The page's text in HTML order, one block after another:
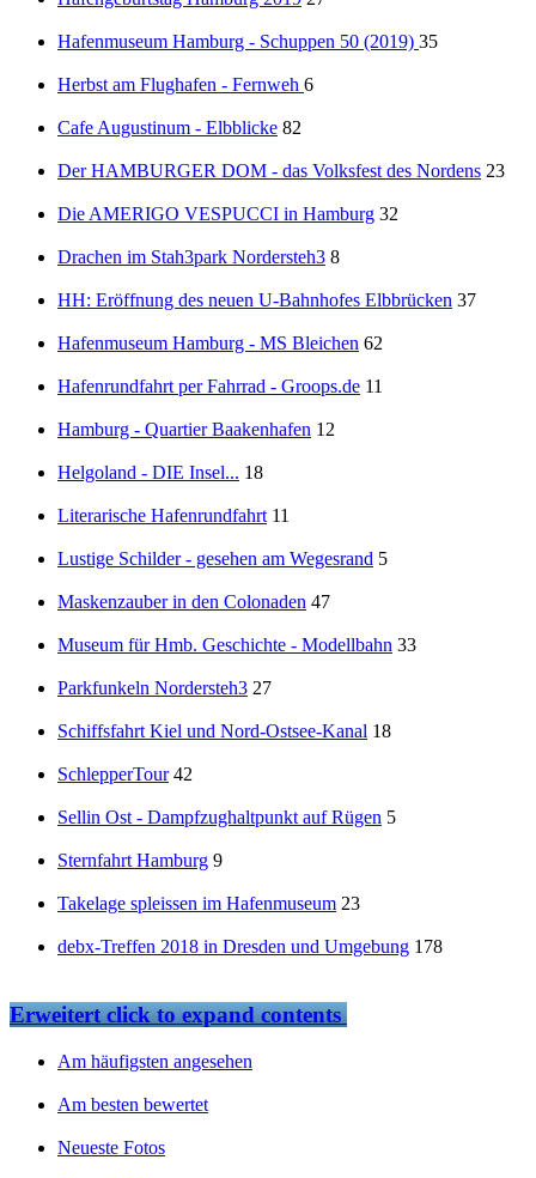
Hafenmuseum Hamburg - Schuppen 50 (2019) 35
Herbst am Flughafen - Fernweh 6
Cafe Augustinum - Elbblicke 82
Der HAMBURGER DOM - das Volksfest des Nordens 23
Die AMERIGO VESPUCCI in Hamburg 32
Drachen im Stah3park Nordersteh3 8
HH: Eröffnung des neuen U-Bahnhofes Elbbrücken 37
Hafenmuseum Hamburg - MS Bleichen 62
Hafenrundfahrt per Fahrrad - Groops.de 11
Hamburg - Quartier Baakenhafen 12
Helgoland - DIE Insel... 18
Literarische Hafenrundfahrt 11
Lustige Schilder - gesehen am Wegesrand 5
Maskenzauber in den Colonaden 47
Museum für Hmb. Geschichte - Modellbahn 33
Parkfunkeln Nordersteh3 27
Schiffsfahrt Kiel und Nord-Ostsee-Kanal 18
SchlepperTour 42
Sellin Ost - Dampfzughaltpunkt auf Rügen 5
Sternfahrt Hamburg 9
Takelage spleissen im Hafenmuseum 23
debx-Treffen 2018 in Dresden und Umgebung 178
Erweitertclick to expand contents
Am häufigsten angesehen
Am besten bewertet
Neueste Fotos